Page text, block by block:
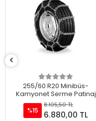
255/60 R20 Minibüs-
Kamyonet Serme Patinaj
Zinciri - M220
%15
8.105,50 TL
6.880,00 TL